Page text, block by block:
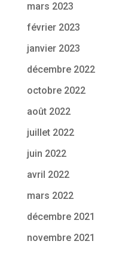
mars 2023
février 2023
janvier 2023
décembre 2022
octobre 2022
août 2022
juillet 2022
juin 2022
avril 2022
mars 2022
décembre 2021
novembre 2021